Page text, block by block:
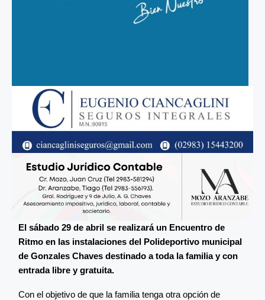
El sábado 29 de abril se realizará un Encuentro de
Ritmo en las instalaciones del Polideportivo municipal
de Gonzales Chaves destinado a toda la familia y con
entrada libre y gratuita.
Con el objetivo de que la familia tenga otra opción de